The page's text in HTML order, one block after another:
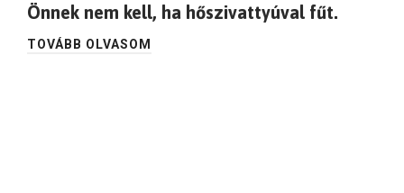
Önnek nem kell, ha hőszivattyúval fűt.
TOVÁBB OLVASOM